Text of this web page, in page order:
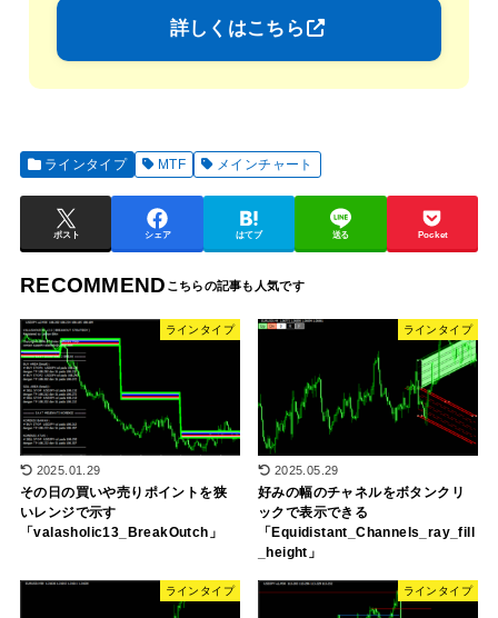
詳しくはこちら
ラインタイプ MTF メインチャート
ポスト シェア はてブ 送る Pocket
RECOMMEND
ラインタイプ
2025.01.29
その日の買いや売りポイントを狭
いレンジで示す
「valasholic13_BreakOutch」
ラインタイプ
2025.05.29
好みの幅のチャネルをボタンクリ
ックで表示できる
「Equidistant_Channels_ray_fill
_height」
ラインタイプ ラインタイプ